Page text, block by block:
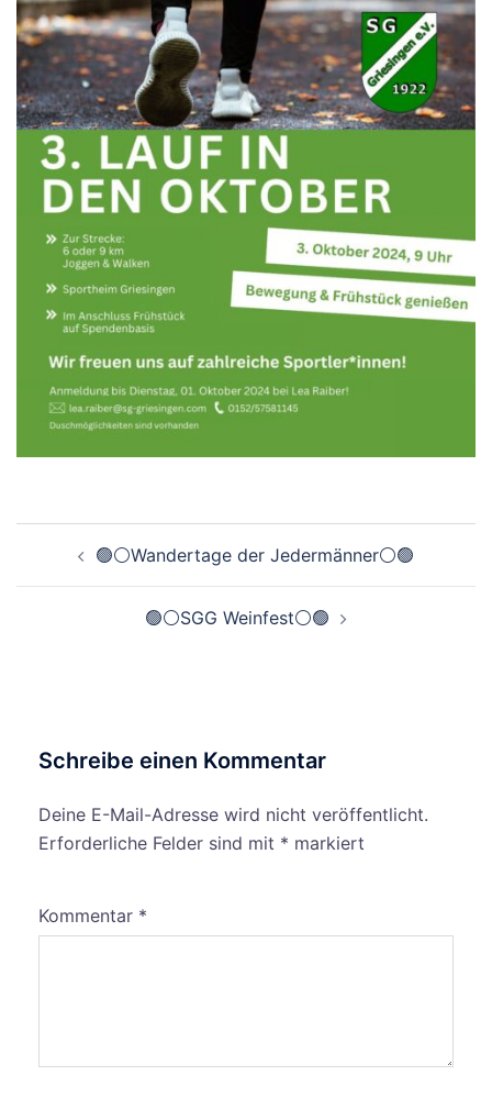
🟢⚪️Wandertage der Jedermänner⚪️🟢
🟢⚪️SGG Weinfest⚪️🟢
Schreibe einen Kommentar
Deine E-Mail-Adresse wird nicht veröffentlicht.
Erforderliche Felder sind mit * markiert
Kommentar *